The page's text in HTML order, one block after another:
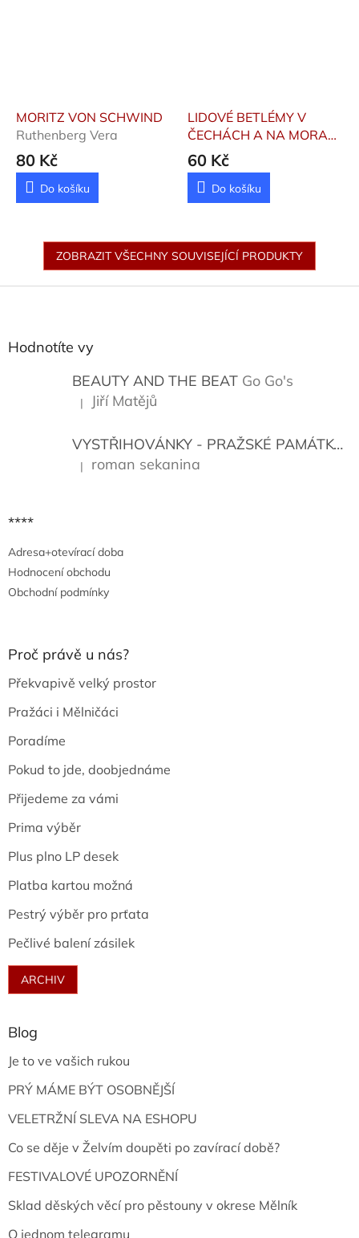
MORITZ VON SCHWIND
Ruthenberg Vera
80 Kč
Do košíku
LIDOVÉ BETLÉMY V
ČECHÁCH A NA MORAVĚ
Vaclík Vladimír
60 Kč
Do košíku
ZOBRAZIT VŠECHNY SOUVISEJÍCÍ PRODUKTY
Hodnotíte vy
BEAUTY AND THE BEAT Go Go's
Hodnocení produktu je 5 z 5 hvězdiček.
| Jiří Matějů
VYSTŘIHOVÁNKY - PRAŽSKÉ PAMÁTKY
Hodnocení produktu je 5 z 5 hvězdiček.
| roman sekanina
****
Adresa+otevírací doba
Hodnocení obchodu
Obchodní podmínky
Proč právě u nás?
Překvapivě velký prostor
Pražáci i Mělničáci
Poradíme
Pokud to jde, doobjednáme
Přijedeme za vámi
Prima výběr
Plus plno LP desek
Platba kartou možná
Pestrý výběr pro prťata
Pečlivé balení zásilek
ARCHIV
Blog
Je to ve vašich rukou
PRÝ MÁME BÝT OSOBNĚJŠÍ
VELETRŽNÍ SLEVA NA ESHOPU
Co se děje v Želvím doupěti po zavírací době?
FESTIVALOVÉ UPOZORNĚNÍ
Sklad děských věcí pro pěstouny v okrese Mělník
O jednom telegramu